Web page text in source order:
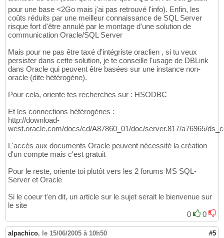
pour une base <2Go mais j'ai pas retrouvé l'info). Enfin, les
coûts réduits par une meilleur connaissance de SQL Server
risque fort d'être annulé par le montage d'une solution de
communication Oracle/SQL Server
Mais pour ne pas être taxé d'intégriste oraclien , si tu veux
persister dans cette solution, je te conseille l'usage de DBLink
dans Oracle qui peuvent être basées sur une instance non-
oracle (dite hétérogéne).
Pour cela, oriente tes recherches sur : HSODBC
Et les connections hétérogénes :
http://download-
west.oracle.com/docs/cd/A87860_01/doc/server.817/a76965/
L'accés aux documents Oracle peuvent nécessité la création
d'un compte mais c'est gratuit
Pour le reste, oriente toi plutôt vers les 2 forums MS SQL-
Server et Oracle
Si le coeur t'en dit, un article sur le sujet serait le bienvenue sur
le site
0
0
alpachico, le 15/06/2005 à 10h50 #5